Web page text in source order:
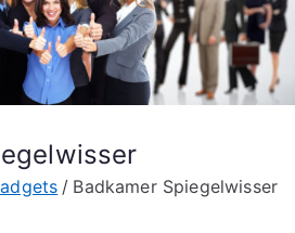
Badkamer Spiegelwisser